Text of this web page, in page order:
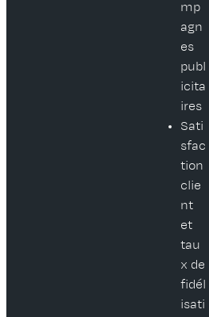
mp
agn
es
publ
icita
ires
Sati
sfac
tion
clie
nt
et
tau
x de
fidél
isati